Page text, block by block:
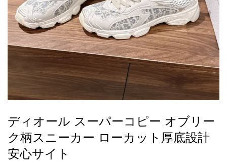
理
新
お
す
す
め
ディオール スーパーコピー オブリー
ク柄スニーカー ローカット厚底設計
安心サイト